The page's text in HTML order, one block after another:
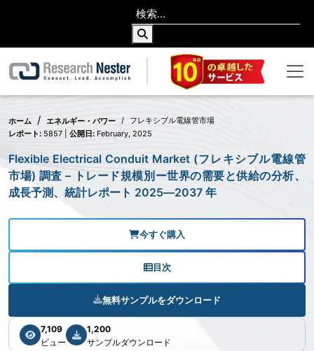
ホーム エネルギー・パワー
フレキシブル電線管市場
レポート: 5857 | 公開日: February, 2025
Flexible Electrical Conduit Market (フレキシブル電線管
市場) 調査 – トレード規模別ー世界の需要と供給の分析、
成長予測、統計レポート 2025―2037 年
今すぐ購入
目次
無料サンプルをダウンロード
7,109
ビュー
1,200
サンプルダウンロード